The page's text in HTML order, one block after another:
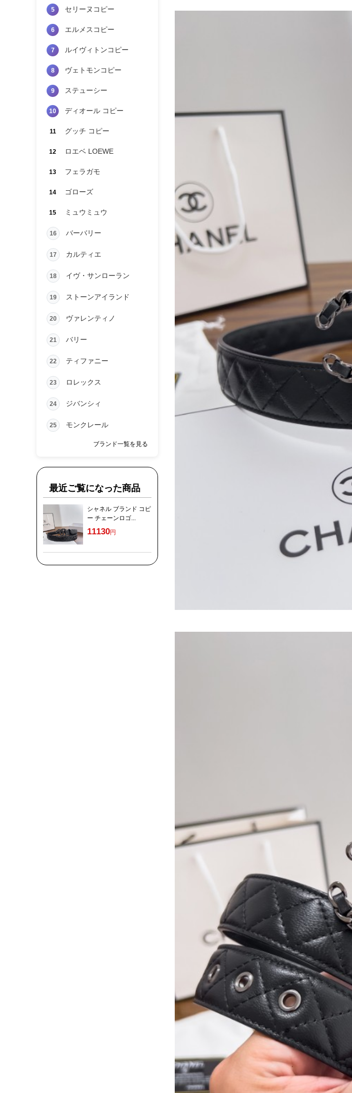
5 セリーヌコピー
6 エルメスコピー
7 ルイヴィトンコピー
8 ヴェトモンコピー
9 ステューシー
10 ディオール コピー
11 グッチ コピー
12 ロエベ LOEWE
13 フェラガモ
14 ゴローズ
15 ミュウミュウ
16 バーバリー
17 カルティエ
18 イヴ・サンローラン
19 ストーンアイランド
20 ヴァレンティノ
21 バリー
22 ティファニー
23 ロレックス
24 ジバンシィ
25 モンクレール
ブランド一覧を見る
最近ご覧になった商品
シャネル ブランド コピ
ー チェーンロゴ...
11130円